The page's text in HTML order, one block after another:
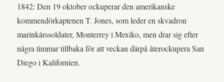
1842: Den 19 oktober ockuperar den amerikanske
kommendörkaptenen T. Jones, som leder en skvadron
marinkårssoldater, Monterrey i Mexiko, men drar sig efter
några timmar tillbaka för att veckan därpå återockupera San
Diego i Kalifornien.